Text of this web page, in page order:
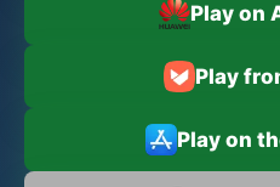
Play on
Play
Play on